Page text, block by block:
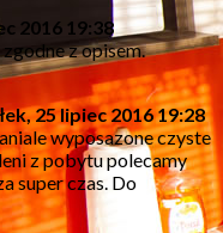
2016 19:38
z opisem.
25 lipiec 2016 19:28
wyposazone czyste
z pobytu polecamy
super czas. Do